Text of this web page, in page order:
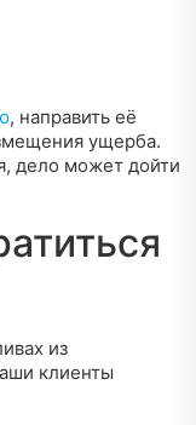
, направить её
ущерба.
дело может дойти
из
клиенты